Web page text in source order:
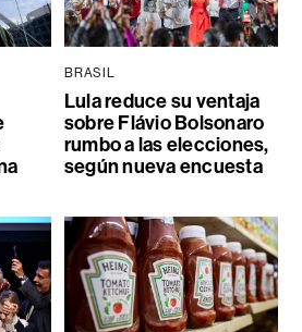
BRASIL
Lula reduce su ventaja
sobre Flávio Bolsonaro
rumbo a las elecciones,
según nueva encuesta